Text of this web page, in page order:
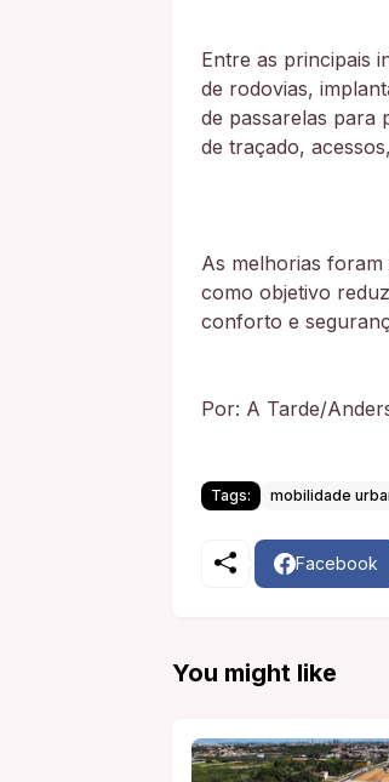
Entre as principais
de rodovias,
de passarelas para
de traçado,
As melhorias foram
como objetivo
conforto e
Por: A Tarde/
Tags: mobilidade
Facebook
You might like